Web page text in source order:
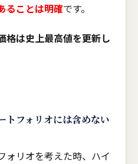
ることは明確です。
格は史上最高値を更新し
トフォリオには含めない
ォリオを考えた時、ハイ